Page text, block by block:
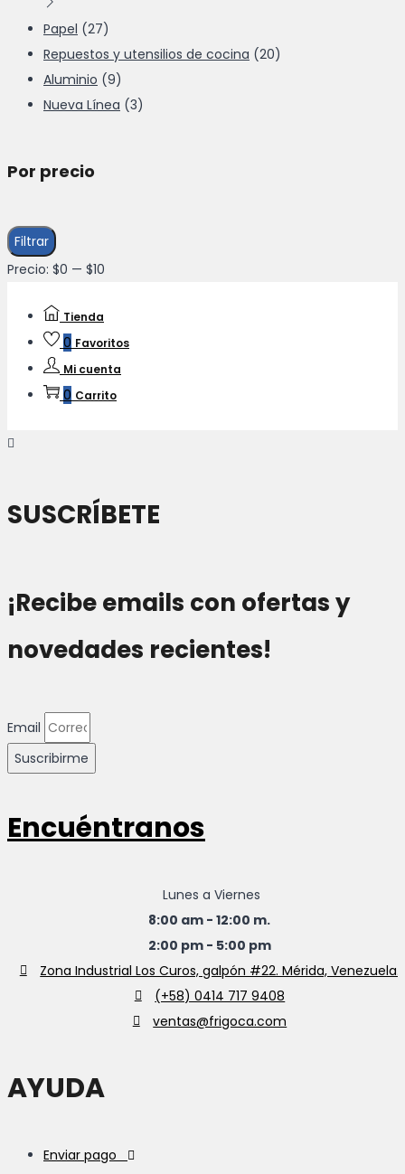
Papel (27)
Repuestos y utensilios de cocina (20)
Aluminio (9)
Nueva Línea (3)
Por precio
Precio
mínimo
Precio
máximo
Filtrar
Precio: $0 — $10
Tienda
0 Favoritos
Mi cuenta
0 Carrito
SUSCRÍBETE
¡Recibe emails con ofertas y
novedades recientes!
Email
Suscribirme
Encuéntranos
Lunes a Viernes
8:00 am - 12:00 m.
2:00 pm - 5:00 pm
Zona Industrial Los Curos, galpón #22. Mérida, Venezuela.
(+58) 0414 717 9408
ventas@frigoca.com
AYUDA
Enviar pago